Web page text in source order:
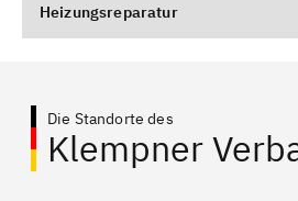
Heizungsreparatur
Die Standorte des
Klempner